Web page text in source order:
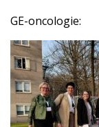
GE-oncologie: